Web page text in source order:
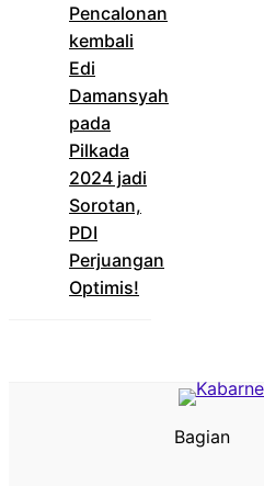
Pencalonan
kembali
Edi
Damansyah
pada
Pilkada
2024 jadi
Sorotan,
PDI
Perjuangan
Optimis!
Bagian